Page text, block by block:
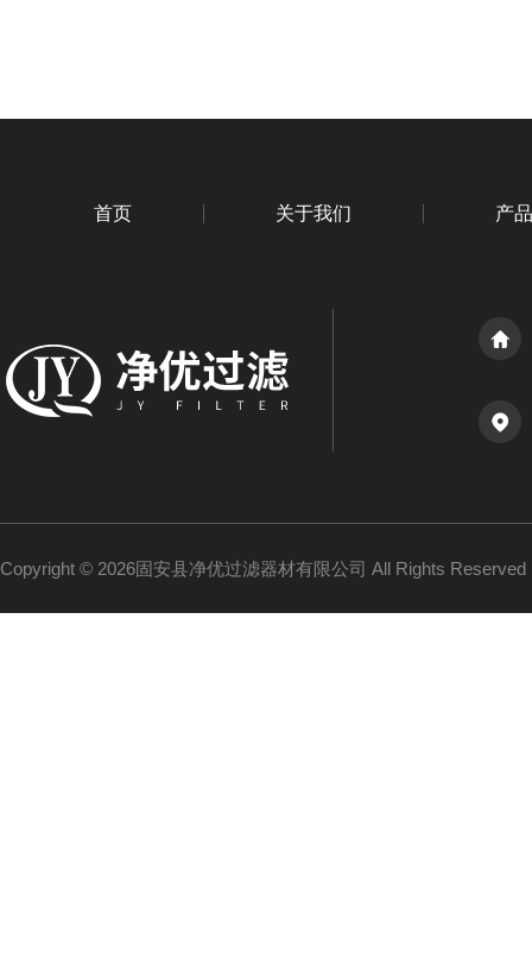
首页 关于我们 产
Copyright © 2026固安县净优过滤器材有限公司 All Rights